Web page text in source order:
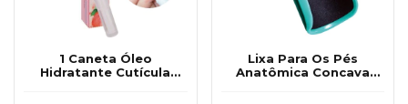
1 Caneta Óleo
Hidratante Cutícula
Lixa Para Os Pés
Anatômica Concava